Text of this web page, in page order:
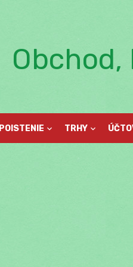
POISTENIE TRHY